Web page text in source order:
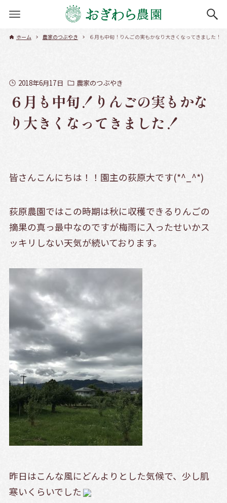
ホーム 農家のつぶやき ６月も中旬！りんごの実もかなり大きくなってきました！
2018年6月17日 農家のつぶやき
６月も中旬！りんごの実もかな
り大きくなってきました！
皆さんこんにちは！！園主の荻原大です(*^_^*)
荻原農園ではこの時期は秋に収穫できるりんごの
摘果の真っ最中なのですが梅雨に入ったせいかス
ッキリしない天気が続いております。
昨日はこんな風にどんよりとした気候で、少し肌
寒いくらいでした